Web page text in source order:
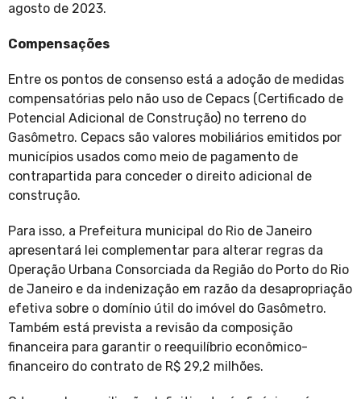
agosto de 2023.
Compensações
Entre os pontos de consenso está a adoção de medidas
compensatórias pelo não uso de Cepacs (Certificado de
Potencial Adicional de Construção) no terreno do
Gasômetro. Cepacs são valores mobiliários emitidos por
municípios usados como meio de pagamento de
contrapartida para conceder o direito adicional de
construção.
Para isso, a Prefeitura municipal do Rio de Janeiro
apresentará lei complementar para alterar regras da
Operação Urbana Consorciada da Região do Porto do Rio
de Janeiro e da indenização em razão da desapropriação
efetiva sobre o domínio útil do imóvel do Gasômetro.
Também está prevista a revisão da composição
financeira para garantir o reequilíbrio econômico-
financeiro do contrato de R$ 29,2 milhões.